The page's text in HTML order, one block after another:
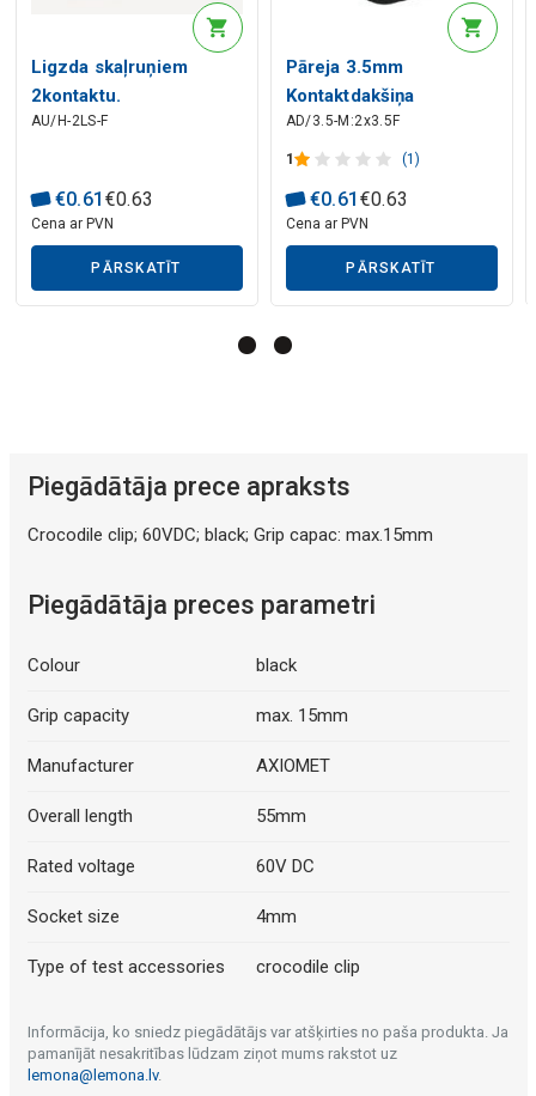
Mākslīgā intelekta apraksts
Mākslīgā intelekta apraksts
Mākslīgā intelekta apraksts
Ligzda skaļruņiem
2kontaktu.
AU/H-2LS-F
€0.61 €0.63
Cena ar PVN
PĀRSKATĪT
Pāreja 3.5mm
Kontaktdakšiņa
2x3.5mm ligzda
AD/3.5-M:2x3.5F
1 (1)
€0.61 €0.63
Cena ar PVN
PĀRSKATĪT
Piegādātāja prece apraksts
Crocodile clip; 60VDC; black; Grip capac: max.15mm
Piegādātāja preces parametri
Colour black
Grip capacity max. 15mm
Manufacturer AXIOMET
Overall length 55mm
Rated voltage 60V DC
Socket size 4mm
Type of test accessories crocodile clip
Informācija, ko sniedz piegādātājs var atšķirties no paša produkta. Ja
pamanījāt nesakritības lūdzam ziņot mums rakstot uz
lemona@lemona.lv.